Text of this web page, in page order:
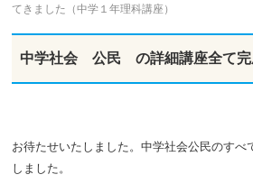
てきました（中学１年理科講座）
中学社会 公民 の詳細講座全て完
お待たせいたしました。中学社会公民のすべ
しました。